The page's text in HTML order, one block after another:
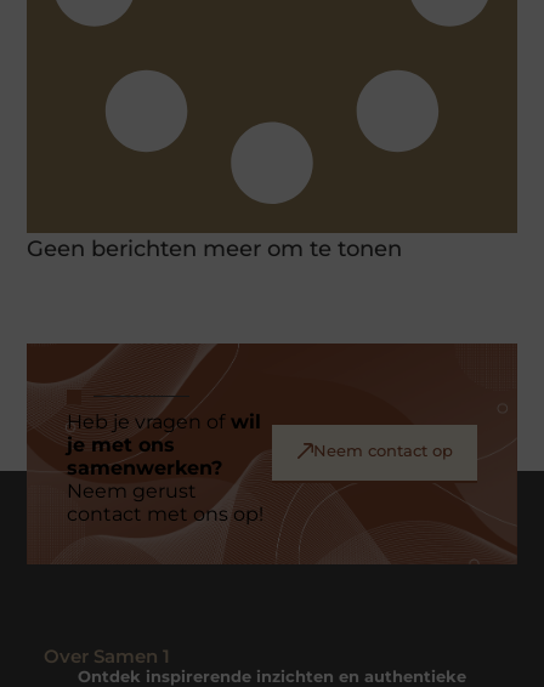
Geen berichten meer om te tonen
Heb je vragen ofwil
je met ons
samenwerken?
Neem gerust
contact met ons op!
Neem contact op
Over Samen 1
Ontdek inspirerende inzichten en authentieke